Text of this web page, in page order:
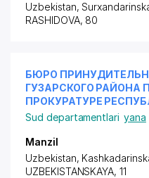
Uzbekistan,
RASHIDOVA, 80
БЮРО
ГУЗАРСКОГО РАЙОНА
ПРОКУРАТУРЕ
Sud departamentlari yana
Manzil
Uzbekistan,
UZBEKISTANSKAYA, 11